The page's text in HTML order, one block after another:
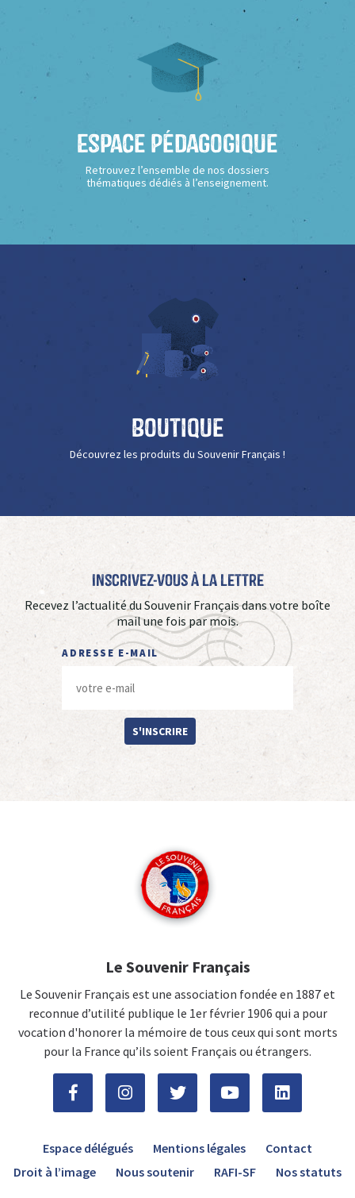
Espace Pédagogique
Retrouvez l’ensemble de nos dossiers
thématiques dédiés à l’enseignement.
Boutique
Découvrez les produits du Souvenir Français !
Inscrivez-vous à La Lettre
Recevez l’actualité du Souvenir Français dans votre boîte
mail une fois par mois.
ADRESSE E-MAIL
S'INSCRIRE
Le Souvenir Français
Le Souvenir Français est une association fondée en 1887 et
reconnue d’utilité publique le 1er février 1906 qui a pour
vocation d'honorer la mémoire de tous ceux qui sont morts
pour la France qu’ils soient Français ou étrangers.
Espace délégués Mentions légales
Contact
Droit à l’image
Nous soutenir RAFI-SF Nos statuts